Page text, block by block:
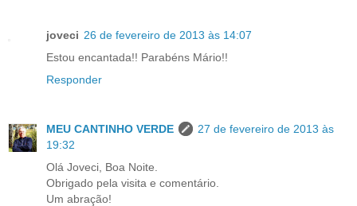
joveci 26 de fevereiro de 2013 às 14:07
Estou encantada!! Parabéns Mário!!
Responder
MEU CANTINHO VERDE
27 de fevereiro de 2013 às
19:32
Olá Joveci, Boa Noite.
Obrigado pela visita e comentário.
Um abração!